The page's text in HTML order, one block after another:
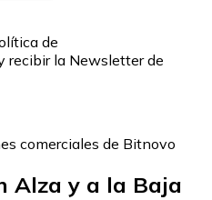
de
recibir la Newsletter de
comerciales de Bitnovo
Alza y a la Baja